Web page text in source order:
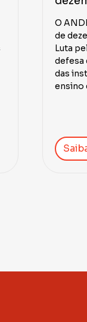
O
de
Luta
defesa
das
ensino